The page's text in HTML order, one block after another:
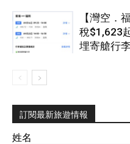
【灣空．
稅$1,623
埋寄艙行李
訂閱最新旅遊情報
姓名